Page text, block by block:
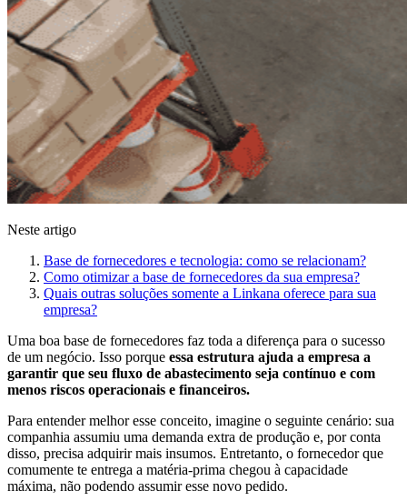
Neste artigo
Base de fornecedores e tecnologia: como se relacionam?
Como otimizar a base de fornecedores da sua empresa?
Quais outras soluções somente a Linkana oferece para sua
empresa?
Uma boa base de fornecedores faz toda a diferença para o sucesso
de um negócio. Isso porque essa estrutura ajuda a empresa a
garantir que seu fluxo de abastecimento seja contínuo e com
menos riscos operacionais e financeiros.
Para entender melhor esse conceito, imagine o seguinte cenário: sua
companhia assumiu uma demanda extra de produção e, por conta
disso, precisa adquirir mais insumos. Entretanto, o fornecedor que
comumente te entrega a matéria-prima chegou à capacidade
máxima, não podendo assumir esse novo pedido.